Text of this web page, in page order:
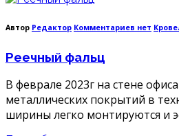
Автор Редактор Комментариев кнет
Реечный фальц
В феврале 2023г на стене
металлических покрытий в
ширины легко монтируются и